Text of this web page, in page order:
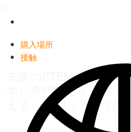
購入場所
接触
責任感
未来のSTEM（科学・
学）専門家にインスピ
える―ロボットを1台
Facebook